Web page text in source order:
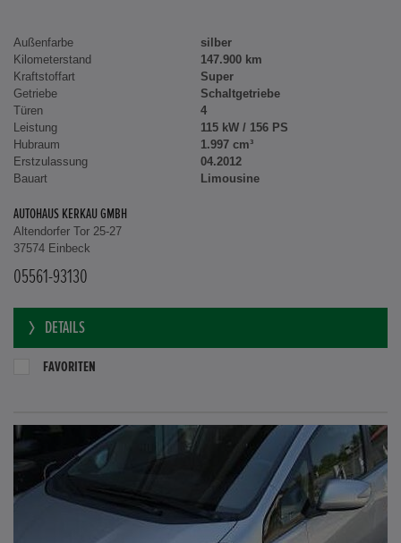
Außenfarbe
silber
Kilometerstand
147.900 km
Kraftstoffart
Super
Getriebe
Schaltgetriebe
Türen
4
Leistung
115 kW / 156 PS
Hubraum
1.997 cm³
Erstzulassung
04.2012
Bauart
Limousine
AUTOHAUS KERKAU GMBH
Altendorfer Tor 25-27
37574 Einbeck
05561-93130
DETAILS
FAVORITEN